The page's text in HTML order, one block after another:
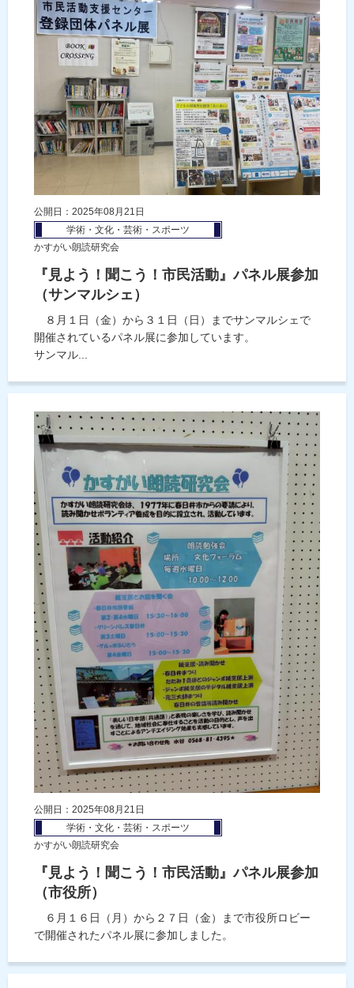
公開日：2025年08月21日
学術・文化・芸術・スポーツ
かすがい朗読研究会
『見よう！聞こう！市民活動』パネル展参加
（サンマルシェ）
８月１日（金）から３１日（日）までサンマルシェで
開催されているパネル展に参加しています。
サンマル...
公開日：2025年08月21日
学術・文化・芸術・スポーツ
かすがい朗読研究会
『見よう！聞こう！市民活動』パネル展参加
（市役所）
６月１６日（月）から２７日（金）まで市役所ロビー
で開催されたパネル展に参加しました。